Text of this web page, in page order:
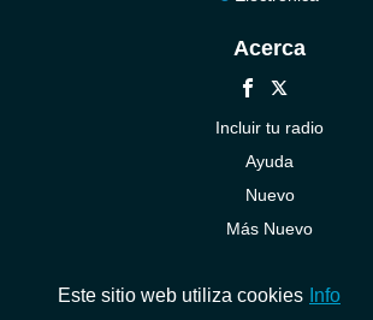
Acerca
Incluir tu radio
Ayuda
Nuevo
Más Nuevo
Este sitio web utiliza cookies Info